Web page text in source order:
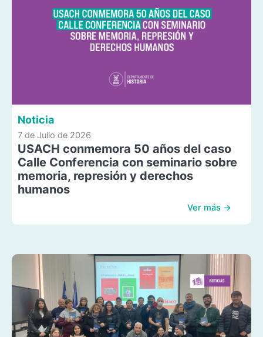
Noticia
7 de Julio de 2026
USACH conmemora 50 años del caso
Calle Conferencia con seminario sobre
memoria, represión y derechos
humanos
Ver más →